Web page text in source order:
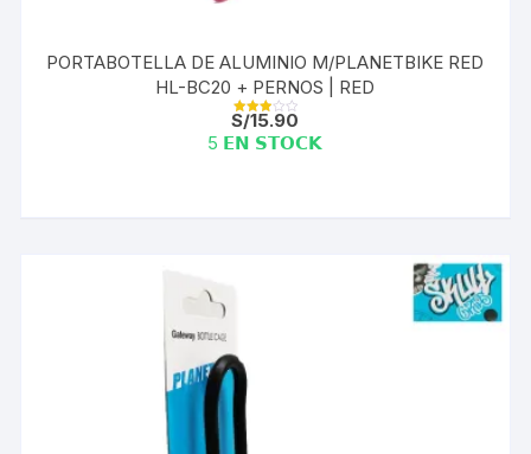
PORTABOTELLA DE ALUMINIO M/PLANETBIKE RED
HL-BC20 + PERNOS | RED
Valorad
o con
3.00
S/15.90
5 𝗘𝗡 𝗦𝗧𝗢𝗖𝗞